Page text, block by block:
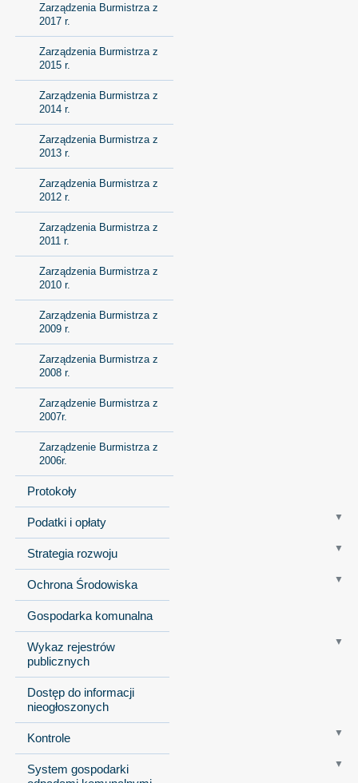
Zarządzenia Burmistrza z
2017 r.
Zarządzenia Burmistrza z
2015 r.
Zarządzenia Burmistrza z
2014 r.
Zarządzenia Burmistrza z
2013 r.
Zarządzenia Burmistrza z
2012 r.
Zarządzenia Burmistrza z
2011 r.
Zarządzenia Burmistrza z
2010 r.
Zarządzenia Burmistrza z
2009 r.
Zarządzenia Burmistrza z
2008 r.
Zarządzenie Burmistrza z
2007r.
Zarządzenie Burmistrza z
2006r.
Protokoły
Podatki i opłaty
Strategia rozwoju
Ochrona Środowiska
Gospodarka komunalna
Wykaz rejestrów
publicznych
Dostęp do informacji
nieogłoszonych
Kontrole
System gospodarki